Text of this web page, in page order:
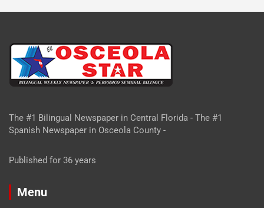
The #1 Bilingual Newspaper in Central Florida - The #1
Spanish Newspaper in Osceola County -
Published for 36 years
Menu